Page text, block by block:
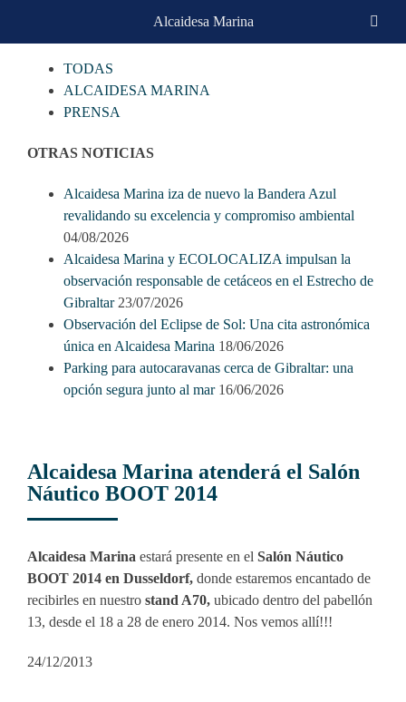
Alcaidesa Marina atenderá el Salón
Náutico BOOT 2014
Alcaidesa Marina estará presente en el Salón Náutico
BOOT 2014 en Dusseldorf, donde estaremos encantado de
recibirles en nuestro stand A70, ubicado dentro del pabellón
13, desde el 18 a 28 de enero 2014. Nos vemos allí!!!
24/12/2013
CATEGORIAS
TODAS
ALCAIDESA MARINA
PRENSA
OTRAS NOTICIAS
Alcaidesa Marina iza de nuevo la Bandera Azul
revalidando su excelencia y compromiso ambiental
04/08/2026
Alcaidesa Marina y ECOLOCALIZA impulsan la
observación responsable de cetáceos en el Estrecho de
Gibraltar 23/07/2026
Observación del Eclipse de Sol: Una cita astronómica
única en Alcaidesa Marina 18/06/2026
Parking para autocaravanas cerca de Gibraltar: una
opción segura junto al mar 16/06/2026
Alcaidesa Marina